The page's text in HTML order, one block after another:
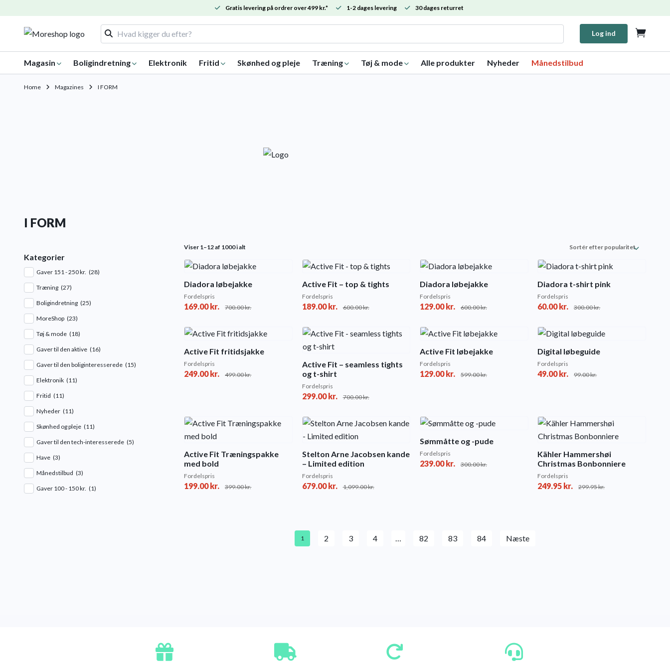
Gratis levering på ordrer over 499 kr.* 1-2 dages levering 30 dages returret
Log ind 
Magasin Boligindretning Elektronik Fritid Skønhed og pleje Træning Tøj & mode Alle produkter Nyheder Månedstilbud
Home Magazines I FORM
I FORM
Kategorier
Gaver 151 - 250 kr. (28)
Træning (27)
Boligindretning (25)
MoreShop (23)
Tøj & mode (18)
Gaver til den aktive (16)
Gaver til den boliginteresserede (15)
Elektronik (11)
Fritid (11)
Nyheder (11)
Skønhed og pleje (11)
Gaver til den tech-interesserede (5)
Have (3)
Månedstilbud (3)
Gaver 100 - 150 kr. (1)
Viser 1–12 af 1000 i alt
popularity
Diadora løbejakke
Fordelspris
169.00kr. 700.00kr.
Active Fit – top & tights
Fordelspris
189.00kr. 600.00kr.
Diadora løbejakke
Fordelspris
129.00kr. 600.00kr.
Diadora t-shirt pink
Fordelspris
60.00kr. 300.00kr.
Active Fit fritidsjakke
Fordelspris
249.00kr. 499.00kr.
Active Fit – seamless tights
og t-shirt
Fordelspris
299.00kr. 700.00kr.
Active Fit løbejakke
Fordelspris
129.00kr. 599.00kr.
Digital løbeguide
Fordelspris
49.00kr. 99.00kr.
Active Fit Træningspakke
med bold
Fordelspris
199.00kr. 399.00kr.
Stelton Arne Jacobsen kande
– Limited edition
Fordelspris
679.00kr. 1,099.00kr.
Sømmåtte og -pude
Fordelspris
239.00kr. 300.00kr.
Kähler Hammershøi
Christmas Bonbonniere
Fordelspris
249.95 kr. 299.95kr.
1 2 3 4 … 82 83 84 Næste